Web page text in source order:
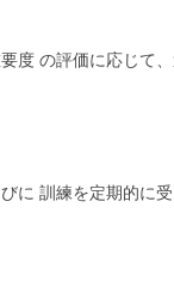
の評価に応じて
に 訓練を定期的に受